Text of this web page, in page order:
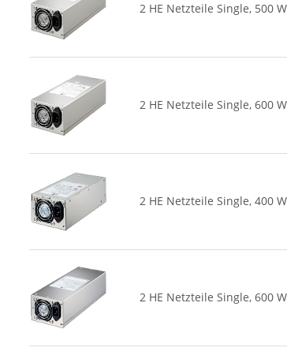
2 HE Netzteile Single, 500 W
2 HE Netzteile Single, 600 W
2 HE Netzteile Single, 400 W
2 HE Netzteile Single, 600 W